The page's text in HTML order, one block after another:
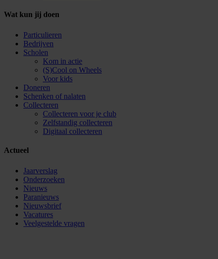
Wat kun jij doen
Particulieren
Bedrijven
Scholen
Kom in actie
(S)Cool on Wheels
Voor kids
Doneren
Schenken of nalaten
Collecteren
Collecteren voor je club
Zelfstandig collecteren
Digitaal collecteren
Actueel
Jaarverslag
Onderzoeken
Nieuws
Paranieuws
Nieuwsbrief
Vacatures
Veelgestelde vragen